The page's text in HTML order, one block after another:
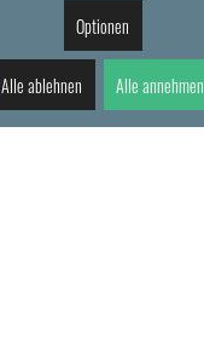
Optionen
Alle ablehnen Alle annehmen